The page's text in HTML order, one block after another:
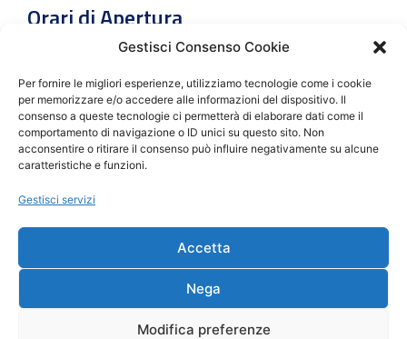
Gestisci Consenso Cookie
Per fornire le migliori esperienze, utilizziamo tecnologie come i cookie
per memorizzare e/o accedere alle informazioni del dispositivo. Il
consenso a queste tecnologie ci permetterà di elaborare dati come il
comportamento di navigazione o ID unici su questo sito. Non
acconsentire o ritirare il consenso può influire negativamente su alcune
caratteristiche e funzioni.
Gestisci servizi
Accetta
Nega
Modifica preferenze
Orari di Apertura
Lunedì – Giovedì: 09:00 – 13:00/ 14:00-18:00
Venerdì: 13:00-18:00
Sabato e Domenica: Chiuso
Menu
Adulti